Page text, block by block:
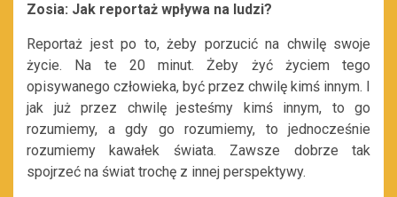
Zosia: Jak reportaż wpływa na ludzi?
Reportaż jest po to, żeby porzucić na chwilę swoje
życie. Na te 20 minut. Żeby żyć życiem tego
opisywanego człowieka, być przez chwilę kimś innym. I
jak już przez chwilę jesteśmy kimś innym, to go
rozumiemy, a gdy go rozumiemy, to jednocześnie
rozumiemy kawałek świata. Zawsze dobrze tak
spojrzeć na świat trochę z innej perspektywy.